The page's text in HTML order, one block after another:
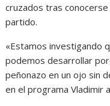
cruzados tras
partido.
«Estamos investigando
podemos desarrollar
peñonazo en un ojo sin
en el programa Vladimir